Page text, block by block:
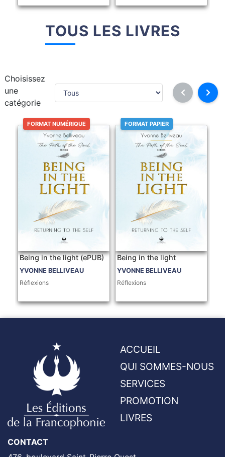
TOUS LES LIVRES
Choisissez
une
catégorie
FORMAT NUMÉRIQUE
Being in the light (ePUB)
YVONNE BELLIVEAU
Réflexions
FORMAT PAPIER
Being in the light
YVONNE BELLIVEAU
Réflexions
ACCUEIL
QUI SOMMES-NOUS
SERVICES
PROMOTION
LIVRES
CONTACT